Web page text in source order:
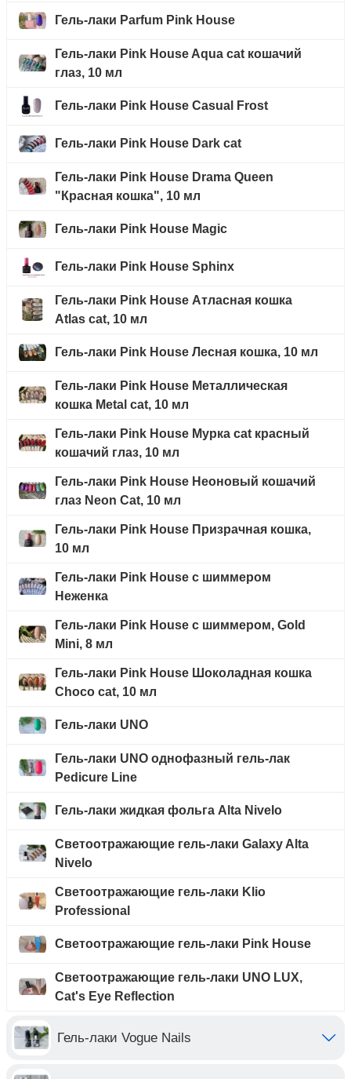
Гель-лаки Parfum Pink House
Гель-лаки Pink House Aqua cat кошачий
глаз, 10 мл
Гель-лаки Pink House Casual Frost
Гель-лаки Pink House Dark cat
Гель-лаки Pink House Drama Queen
"Красная кошка", 10 мл
Гель-лаки Pink House Magic
Гель-лаки Pink House Sphinx
Гель-лаки Pink House Атласная кошка
Atlas cat, 10 мл
Гель-лаки Pink House Лесная кошка, 10 мл
Гель-лаки Pink House Металлическая
кошка Metal cat, 10 мл
Гель-лаки Pink House Мурка cat красный
кошачий глаз, 10 мл
Гель-лаки Pink House Неоновый кошачий
глаз Neon Cat, 10 мл
Гель-лаки Pink House Призрачная кошка,
10 мл
Гель-лаки Pink House с шиммером
Неженка
Гель-лаки Pink House с шиммером, Gold
Mini, 8 мл
Гель-лаки Pink House Шоколадная кошка
Choco cat, 10 мл
Гель-лаки UNO
Гель-лаки UNO однофазный гель-лак
Pedicure Line
Гель-лаки жидкая фольга Alta Nivelo
Светоотражающие гель-лаки Galaxy Alta
Nivelo
Светоотражающие гель-лаки Klio
Professional
Светоотражающие гель-лаки Pink House
Светоотражающие гель-лаки UNO LUX,
Cat's Eye Reflection
Гель-лаки Vogue Nails